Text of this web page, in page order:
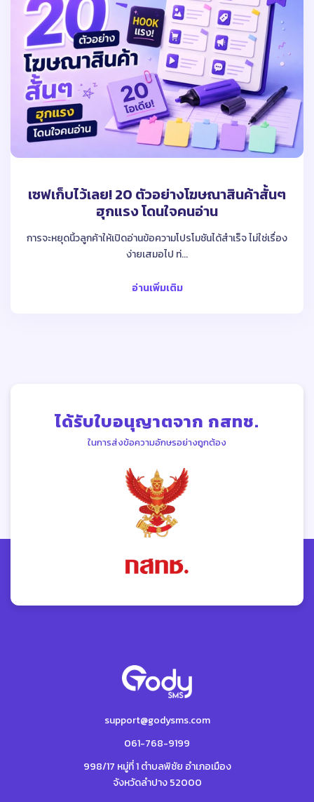
เซฟเก็บไว้เลย! 20 ตัวอย่างโฆษณาสินค้าสั้นๆ
ฮุกแรง โดนใจคนอ่าน
การจะหยุดนิ้วลูกค้าให้เปิดอ่านข้อความโปรโมชันได้สำเร็จ ไม่ใช่เรื่อง
ง่ายเสมอไป ท่...
อ่านเพิ่มเติม
ได้รับใบอนุญาตจาก กสทช.
ในการส่งข้อความอักษรอย่างถูกต้อง
support@godysms.com
061-768-9199
998/17 หมู่ที่ 1 ตำบลพิชัย อำเภอเมือง
จังหวัดลำปาง 52000